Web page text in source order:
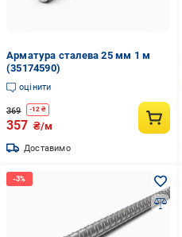
Арматура сталева 25 мм 1 м
(35174590)
оцінити
369 -12 ₴
357 ₴/м
Доставимо